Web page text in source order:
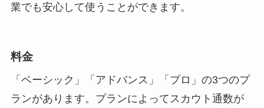
業でも安心して使うことができます。
料金
「ベーシック」「アドバンス」「プロ」の3つのプ
ランがあります。プランによってスカウト通数が